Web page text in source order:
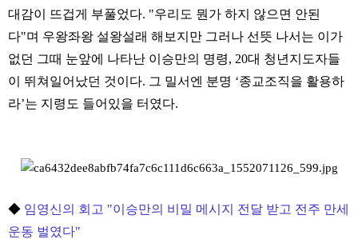
대감이 뜨겁게 부풀었다. "우리도 뭔가 하지 않으면 안된
다"며 우왕좌왕 설왕설래 해보지만 그러나 선뜻 나서는 이가
없던 그때 눈앞에 나타난 이승만의 명령, 20대 청년지도자들
이 뛰쳐일어났던 것이다. 그 밀서엔 분명 ‘종교조직을 활용하
라’는 지령도 들어있을 터였다.
◆ 임영신의 회고 "이승만의 비밀 메시지 전달 받고 전주 만세
운동 벌였다"